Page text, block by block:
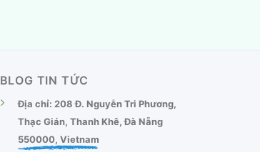
BLOG TIN TỨC
Địa chỉ: 208 Đ. Nguyễn Tri Phương,
Thạc Gián, Thanh Khê, Đà Nẵng
550000, Vietnam